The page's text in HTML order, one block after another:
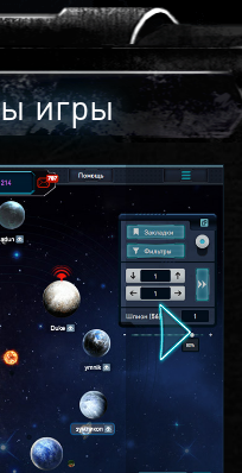
игры